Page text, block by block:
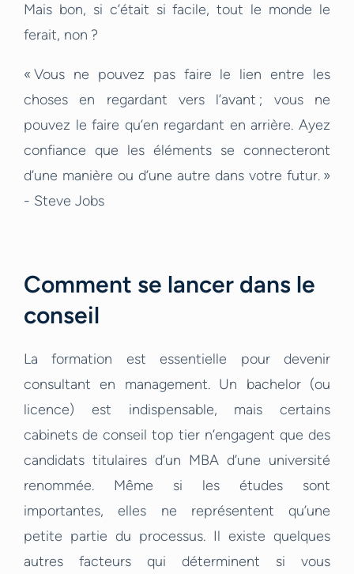
Mais bon, si c’était si facile, tout le monde le
ferait, non ?
« Vous ne pouvez pas faire le lien entre les
choses en regardant vers l’avant ; vous ne
pouvez le faire qu’en regardant en arrière. Ayez
confiance que les éléments se connecteront
d’une manière ou d’une autre dans votre futur. »
- Steve Jobs
Comment se lancer dans le
conseil
La formation est essentielle pour devenir
consultant en management. Un bachelor (ou
licence) est indispensable, mais certains
cabinets de conseil top tier n’engagent que des
candidats titulaires d’un MBA d’une université
renommée. Même si les études sont
importantes, elles ne représentent qu’une
petite partie du processus. Il existe quelques
autres facteurs qui déterminent si vous